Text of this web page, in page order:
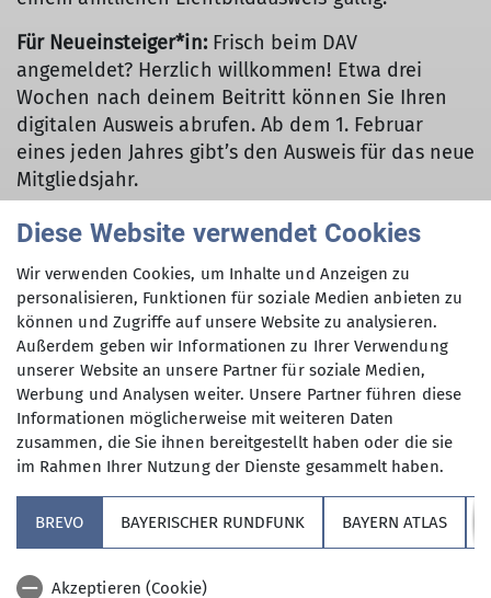
Für Neueinsteiger*in:Frisch beim DAV
angemeldet? Herzlich willkommen! Etwa drei
Wochen nach deinem Beitritt können Sie Ihren
digitalen Ausweis abrufen. Ab dem 1. Februar
eines jeden Jahres gibt’s den Ausweis für das neue
Mitgliedsjahr.
Und das war's schon! Mit dem digitalen DAV-
alle Abenteuer in den Bergen – und das ganz
umweltfreundlich und immer griffbereit auf dem
Handy.
Diese Website verwendet Cookies
Wir verwenden Cookies, um Inhalte und Anzeigen zu
personalisieren, Funktionen für soziale Medien anbieten zu
können und Zugriffe auf unsere Website zu analysieren.
Außerdem geben wir Informationen zu Ihrer Verwendung
unserer Website an unsere Partner für soziale Medien,
Werbung und Analysen weiter. Unsere Partner führen diese
Informationen möglicherweise mit weiteren Daten
zusammen, die Sie ihnen bereitgestellt haben oder die sie
im Rahmen Ihrer Nutzung der Dienste gesammelt haben.
BREVO BAYERISCHER RUNDFUNK BAYERN ATLAS
Akzeptieren (Cookie)